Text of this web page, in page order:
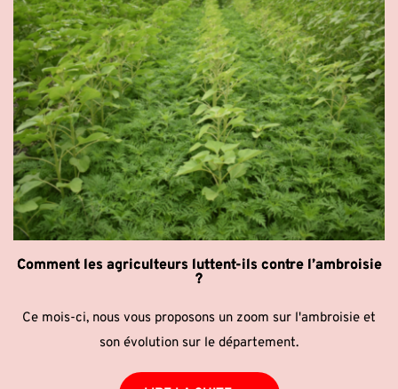
Comment les agriculteurs luttent-ils contre l’ambroisie
?
Ce mois-ci, nous vous proposons un zoom sur l'ambroisie et
son évolution sur le département.